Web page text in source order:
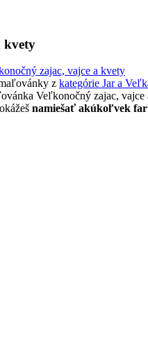
kvety
zajac, vajce a kvety
z kategórie Jar a
Veľkonočný zajac,
namiešať akúkoľvek